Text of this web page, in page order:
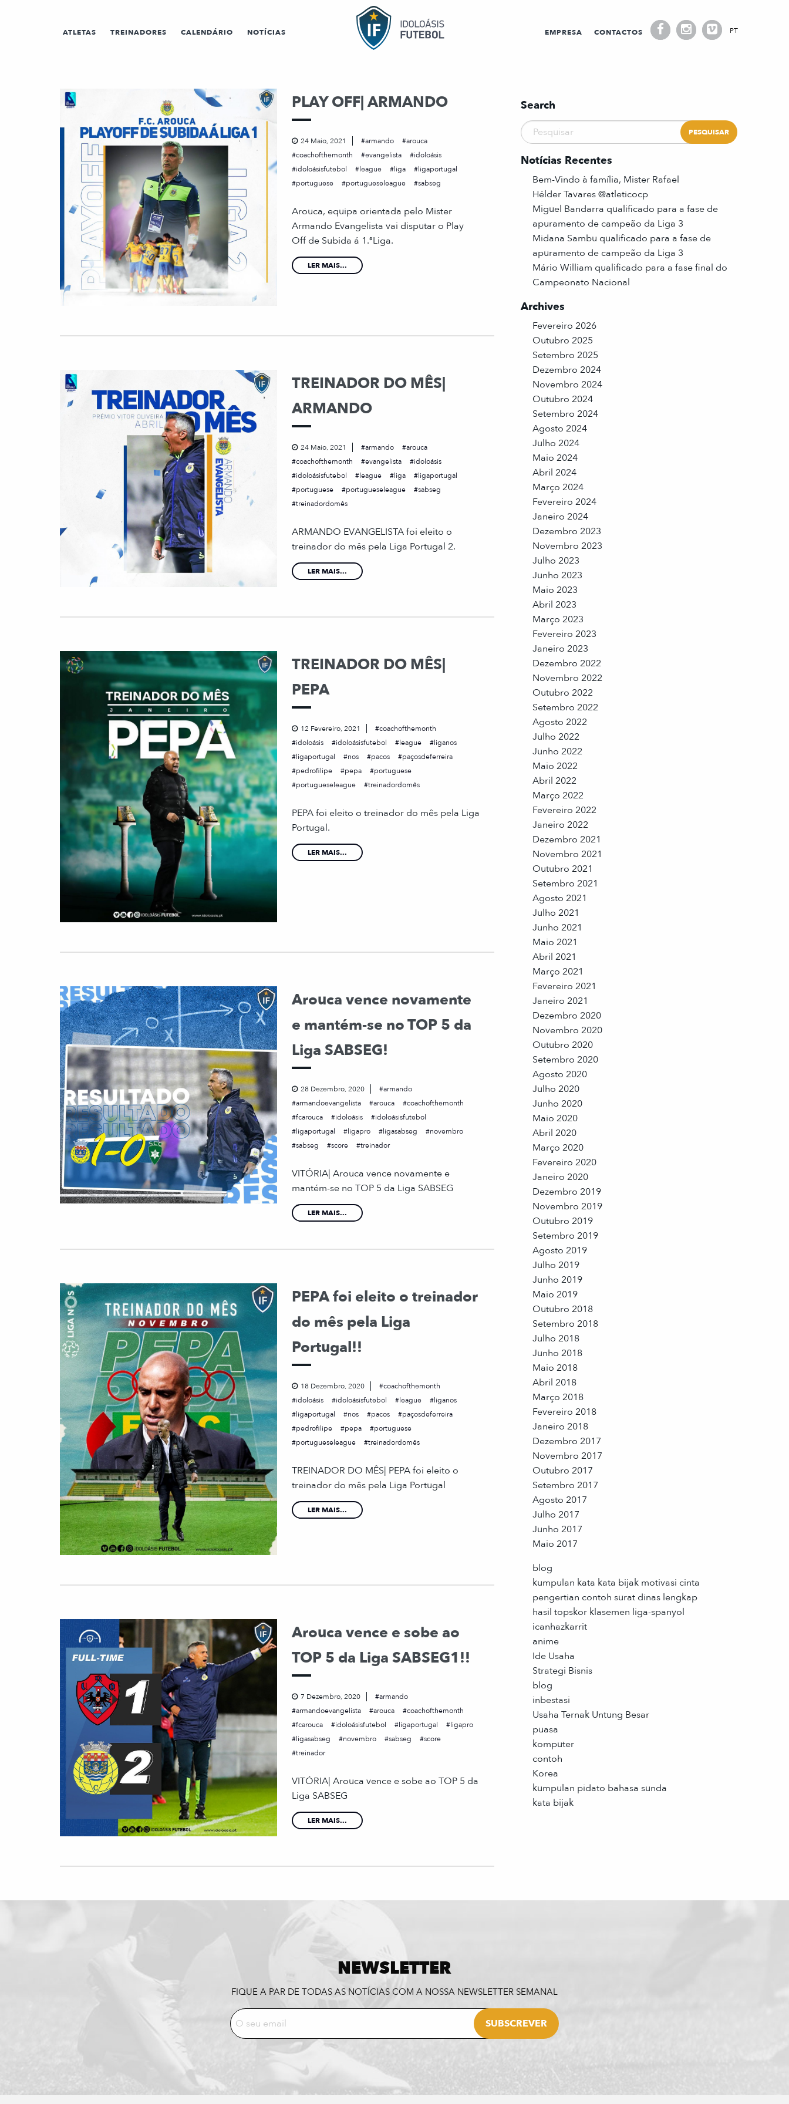
ATLETAS TREINADORES CALENDÁRIO NOTÍCIAS EMPRESA CONTACTOS PT
PLAY OFF| ARMANDO
24 Maio, 2021 armando
arouca
coachofthemonth
evangelista
idoloásis
idoloásisfutebol
league liga
ligaportugal
portuguese
portugueseleague sabseg
Arouca, equipa orientada pelo Mister
Armando Evangelista vai disputar o Play
Off de Subida á 1.ªLiga.
LER MAIS...
TREINADOR DO MÊS|
ARMANDO
24 Maio, 2021 armando
arouca
coachofthemonth
evangelista
idoloásis
idoloásisfutebol
league liga
ligaportugal
portuguese
portugueseleague
sabseg
treinadordomês
ARMANDO EVANGELISTA foi eleito o
treinador do mês pela Liga Portugal 2.
LER MAIS...
TREINADOR DO MÊS|
PEPA
12 Fevereiro, 2021
coachofthemonth
idoloásis
idoloásisfutebol league
liganos
ligaportugal
nos pacos
paçosdeferreira
pedrofilipe
pepa
portuguese
portugueseleague
treinadordomês
PEPA foi eleito o treinador do mês pela Liga
Portugal.
LER MAIS...
Arouca vence novamente
e mantém-se no TOP 5 da
Liga SABSEG!
28 Dezembro, 2020
armando
armandoevangelista
arouca
coachofthemonth
fcarouca
idoloásis
idoloásisfutebol
ligaportugal
ligapro ligasabseg
novembro
sabseg
score treinador
VITÓRIA| Arouca vence novamente e
mantém-se no TOP 5 da Liga SABSEG
LER MAIS...
PEPA foi eleito o treinador
do mês pela Liga
Portugal!!
18 Dezembro, 2020
coachofthemonth
idoloásis
idoloásisfutebol league
liganos
ligaportugal
nos pacos
paçosdeferreira
pedrofilipe
pepa
portuguese
portugueseleague
treinadordomês
TREINADOR DO MÊS| PEPA foi eleito o
treinador do mês pela Liga Portugal
LER MAIS...
Arouca vence e sobe ao
TOP 5 da Liga SABSEG1!!
7 Dezembro, 2020
armando
armandoevangelista
arouca
coachofthemonth
fcarouca
idoloásisfutebol ligaportugal
ligapro
ligasabseg
novembro sabseg
score
treinador
VITÓRIA| Arouca vence e sobe ao TOP 5 da
Liga SABSEG
LER MAIS...
Search
Notícias Recentes
Bem-Vindo à família, Mister Rafael
Hélder Tavares @atleticocp
Miguel Bandarra qualificado para a fase de
apuramento de campeão da Liga 3
Midana Sambu qualificado para a fase de
apuramento de campeão da Liga 3
Mário William qualificado para a fase final do
Campeonato Nacional
Archives
Fevereiro 2026
Outubro 2025
Setembro 2025
Dezembro 2024
Novembro 2024
Outubro 2024
Setembro 2024
Agosto 2024
Julho 2024
Maio 2024
Abril 2024
Março 2024
Fevereiro 2024
Janeiro 2024
Dezembro 2023
Novembro 2023
Julho 2023
Junho 2023
Maio 2023
Abril 2023
Março 2023
Fevereiro 2023
Janeiro 2023
Dezembro 2022
Novembro 2022
Outubro 2022
Setembro 2022
Agosto 2022
Julho 2022
Junho 2022
Maio 2022
Abril 2022
Março 2022
Fevereiro 2022
Janeiro 2022
Dezembro 2021
Novembro 2021
Outubro 2021
Setembro 2021
Agosto 2021
Julho 2021
Junho 2021
Maio 2021
Abril 2021
Março 2021
Fevereiro 2021
Janeiro 2021
Dezembro 2020
Novembro 2020
Outubro 2020
Setembro 2020
Agosto 2020
Julho 2020
Junho 2020
Maio 2020
Abril 2020
Março 2020
Fevereiro 2020
Janeiro 2020
Dezembro 2019
Novembro 2019
Outubro 2019
Setembro 2019
Agosto 2019
Julho 2019
Junho 2019
Maio 2019
Outubro 2018
Setembro 2018
Julho 2018
Junho 2018
Maio 2018
Abril 2018
Março 2018
Fevereiro 2018
Janeiro 2018
Dezembro 2017
Novembro 2017
Outubro 2017
Setembro 2017
Agosto 2017
Julho 2017
Junho 2017
Maio 2017
blog
kumpulan kata kata bijak motivasi cinta
pengertian contoh surat dinas lengkap
hasil topskor klasemen liga-spanyol
icanhazkarrit
anime
Ide Usaha
Strategi Bisnis
blog
inbestasi
Usaha Ternak Untung Besar
puasa
komputer
contoh
Korea
kumpulan pidato bahasa sunda
kata bijak
NEWSLETTER
FIQUE A PAR DE TODAS AS NOTÍCIAS COM A NOSSA NEWSLETTER SEMANAL